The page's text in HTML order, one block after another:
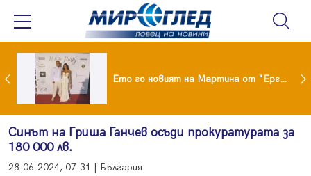
И Ники Кънчев се разведе тайно като Геро Ето го новият на Мартина от "Ергенът"
Синът на Гриша Ганчев осъди прокуратурата за
180 000 лв.
28.06.2024, 07:31 | България